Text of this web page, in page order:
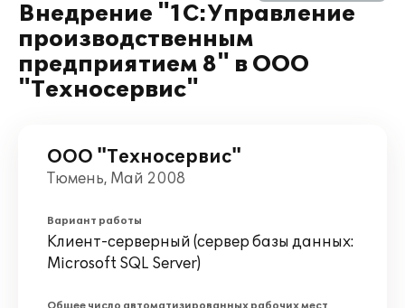
Внедрение "1С:Управление
производственным
предприятием 8" в ООО
"Техносервис"
ООО "Техносервис"
Тюмень, Май 2008
Вариант работы
Клиент-серверный (сервер базы данных:
Microsoft SQL Server)